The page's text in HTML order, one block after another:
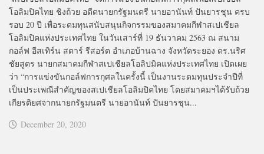
โอลิมปิคไทย ชิงถ้วย อดีตนายกรัฐมนตรี นายอานันท์ ปันยารชุน ครบ
รอบ 20 ปี เพื่อระดมทุนสนับสนุนกิจกรรมของสมาคมกีฬาสเปเชียล
โอลิมปิคแห่งประเทศไทย ในวันเสาร์ที่ 19 ธันวาคม 2563 ณ สนาม
กอล์ฟ อีสเทิร์น สตาร์ รีสอร์ต อำเภอบ้านฉาง จังหวัดระยอง ดร.นริศ
ชัยสูตร นายกสมาคมกีฬาสเปเชียลโอลิปมิคแห่งประเทศไทย เปิดเผย
ว่า “การแข่งขันกอล์ฟการกุศลในครั้งนี้ เป็นงานระดมทุนประจำปีที่
เป็นประเพณีสำคัญของสเปเชียลโอลิมปิคไทย โดยสมาคมฯได้รับถ้วย
เกียรติยศจากนายกรัฐมนตรี นายอานันท์ ปันยารชุน...
December 20, 2020